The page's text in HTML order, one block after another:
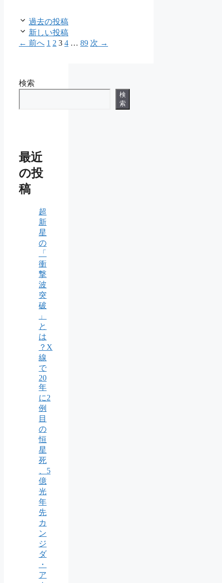
ー
過去の投稿
新しい投稿
← 前へ ペ
1 ペ
2 ペ
3 ペ
4 … ペ
89 次 →
検索
検
索
最近
の投
稿
超
新
星
の
「
衝
撃
波
突
破
」
と
は
？X
線
で
20
年
に2
例
目
の
恒
星
死
、5
億
光
年
先
カ
ン
ジ
ダ
・
ア